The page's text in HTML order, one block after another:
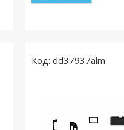
dd37937alm